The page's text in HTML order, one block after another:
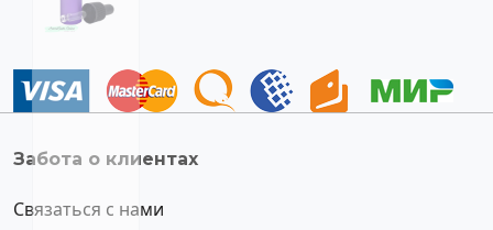
Забота о клиентах
Связаться с нами